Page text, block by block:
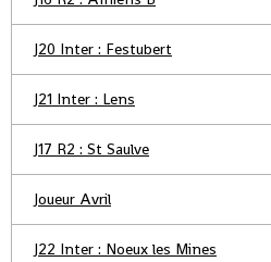
J20 Inter : Festubert
J21 Inter : Lens
J17 R2 : St Saulve
Joueur Avril
J22 Inter : Noeux les Mines